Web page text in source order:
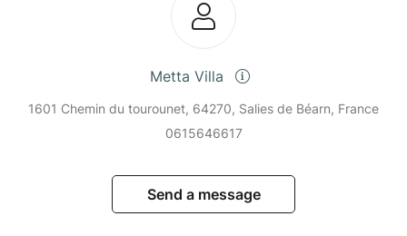
Metta Villa
1601 Chemin du tourounet, 64270, Salies de Béarn, France
0615646617
Send a message